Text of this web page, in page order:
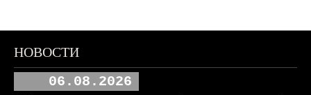
НОВОСТИ
06.08.2026